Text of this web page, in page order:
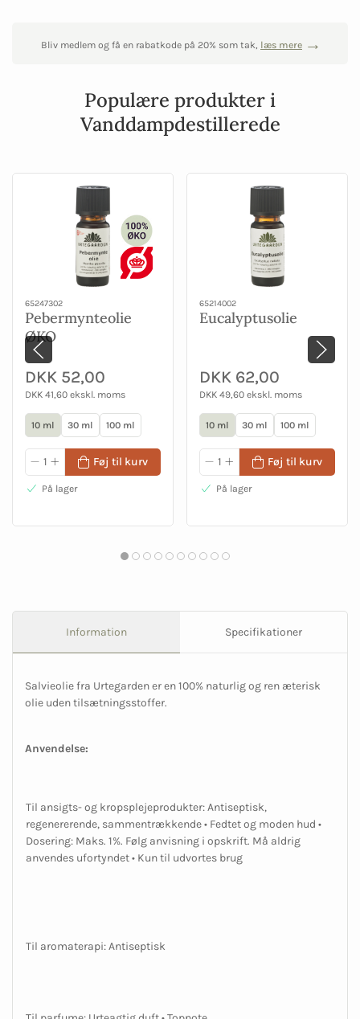
Bliv medlem og få en rabatkode på 20% som tak, læs mere
Populære produkter i
Vanddampdestillerede
65247302
Pebermynteolie
ØKO
DKK 52,00
DKK 41,60 ekskl. moms
10 ml 30 ml 100 ml
Føj til kurv
På lager
65214002
Eucalyptusolie
DKK 62,00
DKK 49,60 ekskl. moms
10 ml 30 ml 100 ml
Føj til kurv
På lager
Information Specifikationer
Salvieolie fra Urtegarden er en 100% naturlig og ren æterisk
olie uden tilsætningsstoffer.
Anvendelse:
Til ansigts- og kropsplejeprodukter: Antiseptisk,
regenererende, sammentrækkende • Fedtet og moden hud •
Dosering: Maks. 1%. Følg anvisning i opskrift. Må aldrig
anvendes ufortyndet • Kun til udvortes brug
Til aromaterapi: Antiseptisk